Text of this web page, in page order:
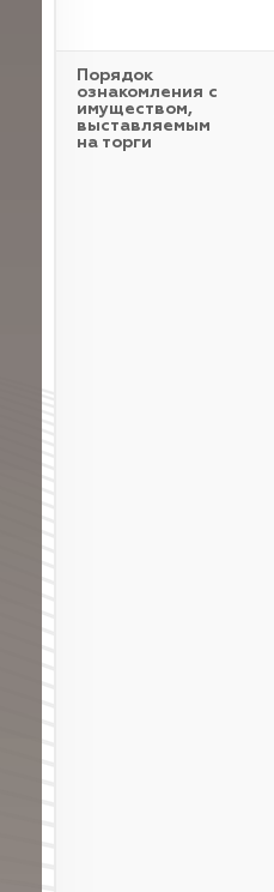
Порядок
ознакомления с
имуществом,
выставляемым
на торги